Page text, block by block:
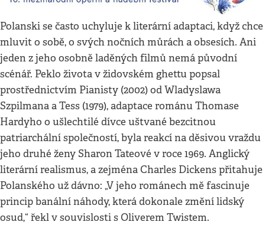
Polanski se často uchyluje k literární adaptaci, když chce
mluvit o sobě, o svých nočních můrách a obsesích. Ani
jeden z jeho osobně laděných filmů nemá původní
scénář. Peklo života v židovském ghettu popsal
prostřednictvím Pianisty (2002) od Wladyslawa
Szpilmana a Tess (1979), adaptace románu Thomase
Hardyho o ušlechtilé dívce uštvané bezcitnou
patriarchální společností, byla reakcí na děsivou vraždu
jeho druhé ženy Sharon Tateové v roce 1969. Anglický
literární realismus, a zejména Charles Dickens přitahuje
Polanského už dávno: „V jeho románech mě fascinuje
princip banální náhody, která dokonale změní lidský
osud,“ řekl v souvislosti s Oliverem Twistem.